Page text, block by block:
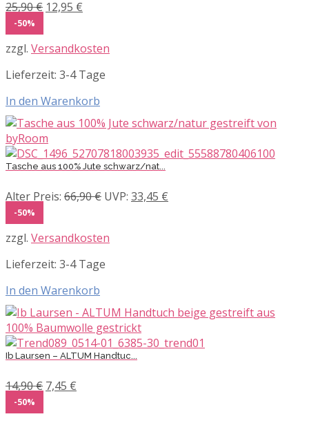
25,90€ Ursprünglicher
25,90 €
12,95 €
12,95 €.
-50%
zzgl. Versandkosten
Lieferzeit: 3-4 Tage
In den Warenkorb
Tasche aus 100% Jute schwarz/nat...
Alter Preis: 66,90€ Ursprünglicher
66,90 €
UVP: 33,45 €
-50%
zzgl. Versandkosten
Lieferzeit: 3-4 Tage
In den Warenkorb
Ib Laursen – ALTUM Handtuc...
14,90€ Ursprünglicher
7,45 €
-50%